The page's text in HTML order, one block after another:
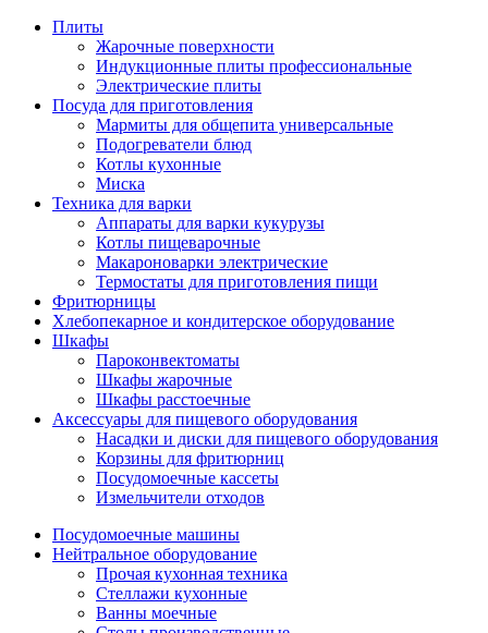
Плиты
Жарочные поверхности
Индукционные плиты профессиональные
Электрические плиты
Посуда для приготовления
Мармиты для общепита универсальные
Подогреватели блюд
Котлы кухонные
Миска
Техника для варки
Аппараты для варки кукурузы
Котлы пищеварочные
Макароноварки электрические
Термостаты для приготовления пищи
Фритюрницы
Хлебопекарное и кондитерское оборудование
Шкафы
Пароконвектоматы
Шкафы жарочные
Шкафы расстоечные
Аксессуары для пищевого оборудования
Насадки и диски для пищевого оборудования
Корзины для фритюрниц
Посудомоечные кассеты
Измельчители отходов
Посудомоечные машины
Нейтральное оборудование
Прочая кухонная техника
Стеллажи кухонные
Ванны моечные